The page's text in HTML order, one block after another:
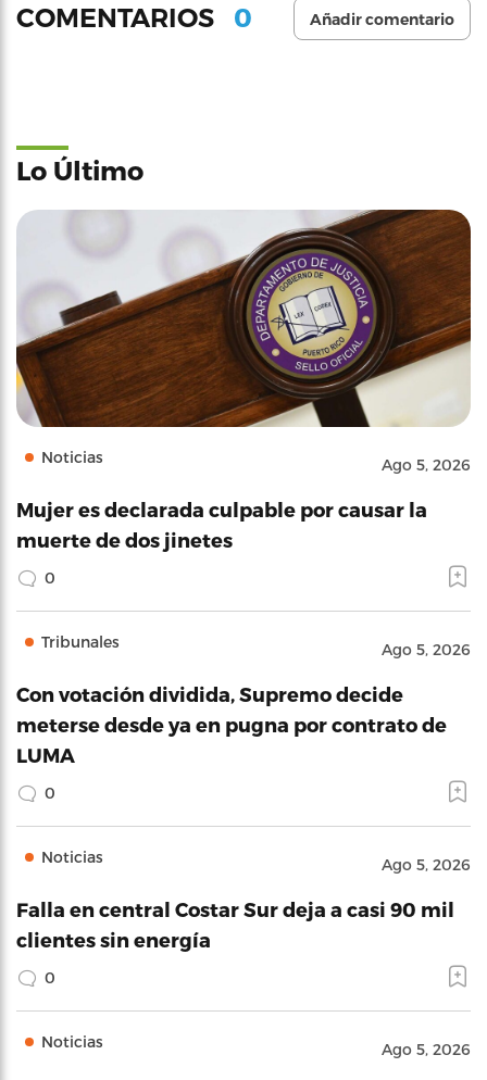
COMENTARIOS 0 Añadir comentario
Lo Último
Noticias Ago 5, 2026
Mujer es declarada culpable por causar la
muerte de dos jinetes
0
Tribunales Ago 5, 2026
Con votación dividida, Supremo decide
meterse desde ya en pugna por contrato de
LUMA
0
Noticias Ago 5, 2026
Falla en central Costar Sur deja a casi 90 mil
clientes sin energía
0
Noticias Ago 5, 2026